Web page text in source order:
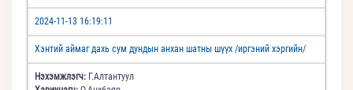
2024-11-13 16:19:11
Хэнтий аймаг дахь сум дундын анхан шатны шүүх /иргэний хэргийн/
Нэхэмжлэгч: Г.Алтантуул